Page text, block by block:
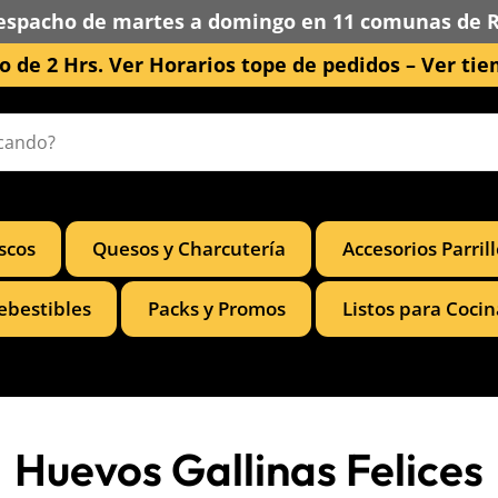
de martes a domingo en 11 comunas de
de 2 Hrs. Ver Horarios tope de pedidos – Ver
Quesos y Charcutería Accesorios
Packs y Promos Listos para
Huevos Gallinas Felices